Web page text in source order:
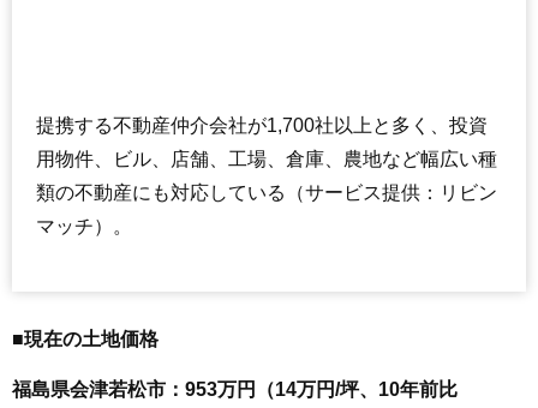
提携する不動産仲介会社が1,700社以上と多く、投資
用物件、ビル、店舗、工場、倉庫、農地など幅広い種
類の不動産にも対応している（サービス提供：リビン
マッチ）。
■現在の土地価格
福島県会津若松市：953万円（14万円/坪、10年前比